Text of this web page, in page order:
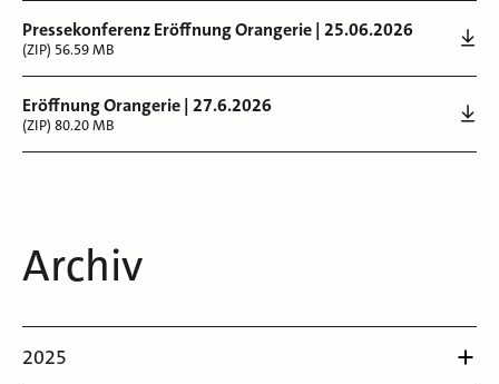
Pressekonferenz Eröffnung Orangerie | 25.06.2026
(ZIP) 56.59 MB
Eröffnung Orangerie | 27.6.2026
(ZIP) 80.20 MB
Archiv
2025